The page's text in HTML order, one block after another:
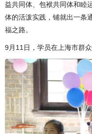
益共同体、包袱共同体和睦
体的活泼实践，铺就出一条
福之路。
9月11日，学员在上海市群众